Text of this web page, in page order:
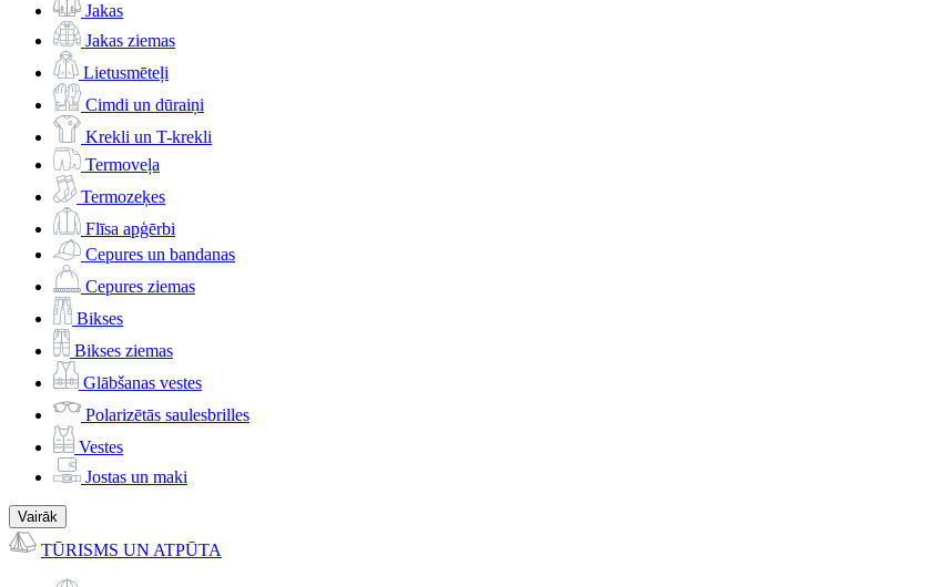
Jakas
Jakas ziemas
Lietusmēteļi
Cimdi un dūraiņi
Krekli un T-krekli
Termoveļa
Termozeķes
Flīsa apģērbi
Cepures un bandanas
Cepures ziemas
Bikses
Bikses ziemas
Glābšanas vestes
Polarizētās saulesbrilles
Vestes
Jostas un maki
Vairāk
TŪRISMS UN ATPŪTA